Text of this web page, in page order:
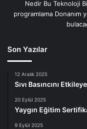
Nedir Bu Teknoloji
programlama Donanım
Son Yazılar
12 Aralık 2025
Sıvı Basıncını
20 Eylül 2025
Yaygın Eğitim
9 Eylül 2025